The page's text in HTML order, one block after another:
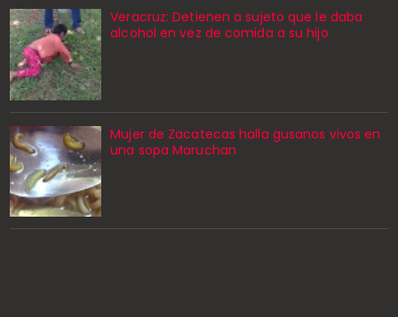
Veracruz: Detienen a sujeto que le daba
alcohol en vez de comida a su hijo
Mujer de Zacatecas halla gusanos vivos en
una sopa Maruchan